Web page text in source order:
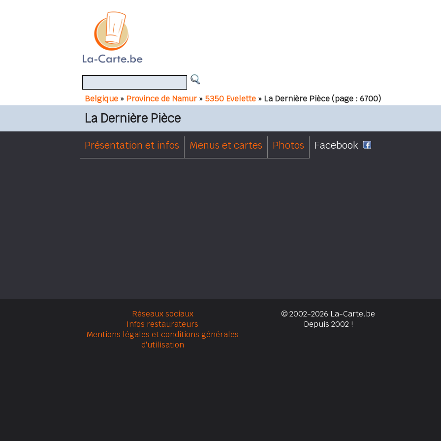
Belgique » Province de Namur» 5350 Evelette » La Dernière Pièce(page : 6700)
La Dernière Pièce
Présentation et infos Menus et cartes Photos Facebook
Réseaux sociaux
Infos restaurateurs
Mentions légales et conditions générales
d'utilisation
© 2002-2026 La-Carte.be
Depuis 2002 !